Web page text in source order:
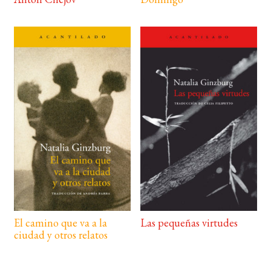
El camino que va a la
ciudad y otros relatos
Las pequeñas virtudes